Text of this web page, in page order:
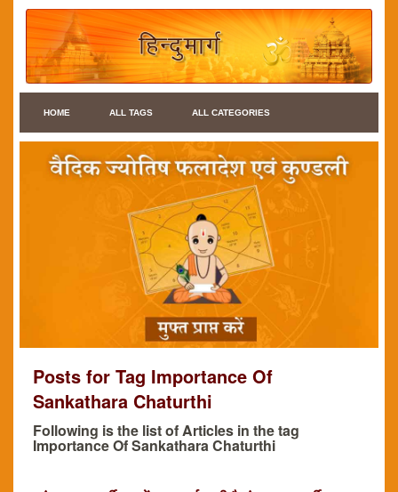
HOME ALL TAGS ALL CATEGORIES
Posts for Tag Importance Of
Sankathara Chaturthi
Following is the list of Articles in the tag
Importance Of Sankathara Chaturthi